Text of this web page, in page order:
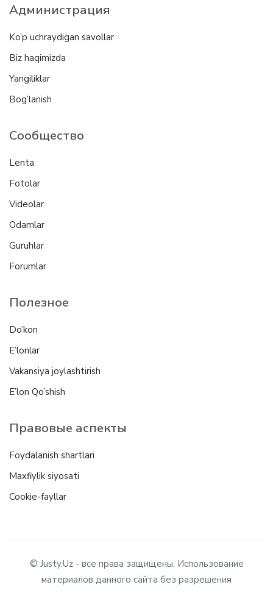
Администрация
Ko’p uchraydigan savollar
Biz haqimizda
Yangiliklar
Bog’lanish
Сообщество
Lenta
Fotolar
Videolar
Odamlar
Guruhlar
Forumlar
Полезное
Do’kon
E’lonlar
Vakansiya joylashtirish
E’lon Qo’shish
Правовые аспекты
Foydalanish shartlari
Maxfiylik siyosati
Cookie-fayllar
© Justy.Uz - все права защищены. Использование
материалов данного сайта без разрешения